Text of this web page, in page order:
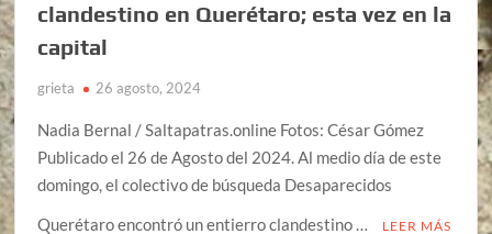
clandestino en Querétaro; esta vez en la
capital
grieta 26 agosto, 2024
Nadia Bernal / Saltapatras.online Fotos: César Gómez
Publicado el 26 de Agosto del 2024. Al medio día de este
domingo, el colectivo de búsqueda Desaparecidos
Querétaro encontró un entierro clandestino …
LEER MÁS